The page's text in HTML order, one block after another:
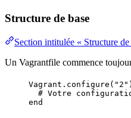
Structure de base
Section intitulée « Structure de
Un Vagrantfile commence
Vagrant . configure ( " 2 "
# Votre
end